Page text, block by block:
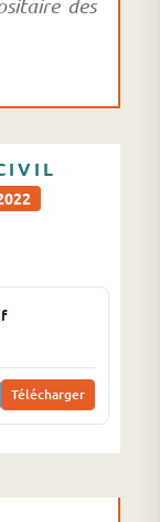
des
Télécharger